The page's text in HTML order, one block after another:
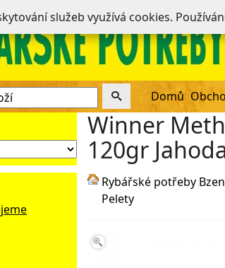
Domů
Winner
120gr
Rybářské potřeby
Pelety
služeb využívá cookies.